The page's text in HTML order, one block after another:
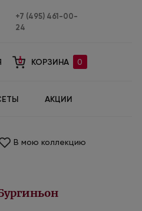
+7 (495) 461-00-
24
КОРЗИНА 0
АКЦИИ
В мою коллекцию